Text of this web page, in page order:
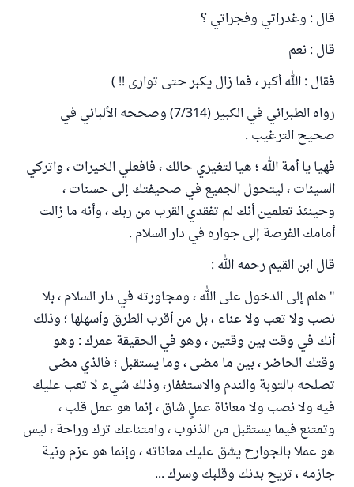
قال : وغدراتي وفجراتي ؟
قال : نعم
فقال : الله أكبر ، فما زال يكبر حتى توارى !! )
رواه الطبراني في الكبير (7/314) وصححه الألباني في
صحيح الترغيب .
فهيا يا أمة الله ؛ هيا لتغيري حالك ، فافعلي الخيرات ، واتركي
السيئات ، ليتحول الجميع في صحيفتك إلى حسنات ،
وحينئذ تعلمين أنك لم تفقدي القرب من ربك ، وأنه ما زالت
أمامك الفرصة إلى جواره في دار السلام .
قال ابن القيم رحمه الله :
" هلم إلى الدخول على الله ، ومجاورته في دار السلام ، بلا
نصب ولا تعب ولا عناء ، بل من أقرب الطرق وأسهلها ؛ وذلك
أنك في وقت بين وقتين ، وهو في الحقيقة عمرك : وهو
وقتك الحاضر ، بين ما مضى ، وما يستقبل ؛ فالذي مضى
تصلحه بالتوبة والندم والاستغفار، وذلك شيء لا تعب عليك
فيه ولا نصب ولا معاناة عملٍ شاق ، إنما هو عمل قلب ،
وتمتنع فيما يستقبل من الذنوب ، وامتناعك ترك وراحة ، ليس
هو عملا بالجوارح يشق عليك معاناته ، وإنما هو عزم ونية
جازمه ، تريح بدنك وقلبك وسرك ...